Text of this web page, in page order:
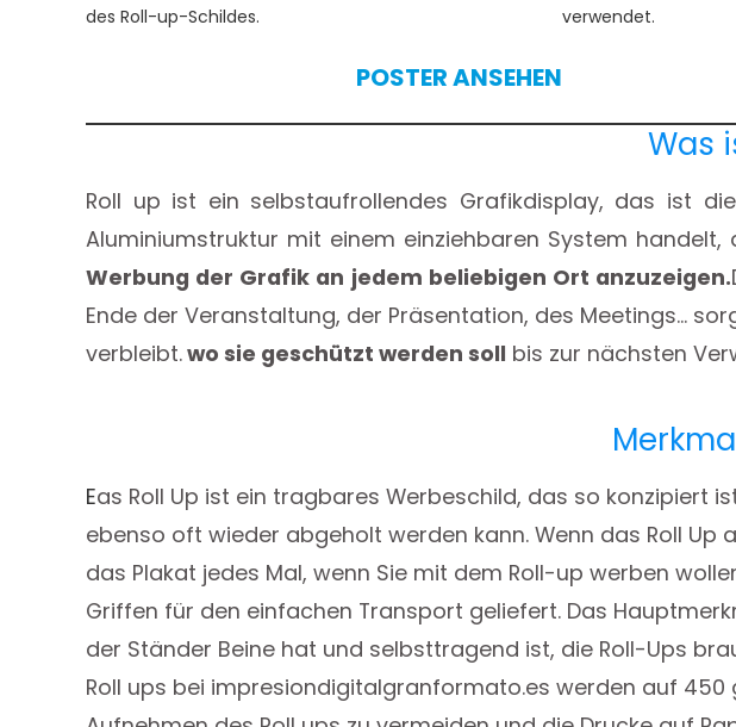
des Roll-up-Schildes.
POSTER ANSEHEN
verwendet.
Was
Roll up ist ein selbstaufrollendes Grafikdisplay, das ist
Aluminiumstruktur mit einem einziehbaren System
Werbung der Grafik an jedem beliebigen Ort anzuzeigen.
Ende der Veranstaltung, der Präsentation, des Meetings...
verbleibt.wo sie geschützt werden soll bis zur nächsten
Eas Roll Up ist ein tragbares Werbeschild, das so
ebenso oft wieder abgeholt werden kann. Wenn das Roll
das Plakat jedes Mal, wenn Sie mit dem Roll-up werben
Griffen für den einfachen Transport geliefert. Das
der Ständer Beine hat und selbsttragend ist, die Roll-Ups
Roll ups bei impresiondigitalgranformato.es werden auf